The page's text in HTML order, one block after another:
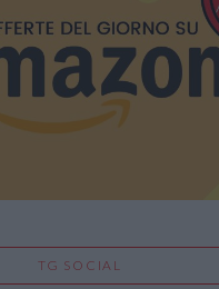
TG SOCIAL